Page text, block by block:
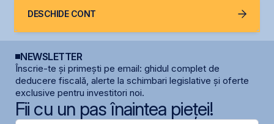
DESCHIDE CONT
NEWSLETTER
Înscrie-te și primești pe email: ghidul complet de
deducere fiscală, alerte la schimbari legislative și oferte
exclusive pentru investitori noi.
Fii cu un pas înaintea pieței!